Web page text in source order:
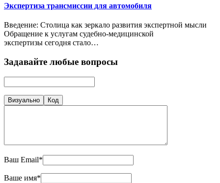
Экспертиза трансмиссии для автомобиля
Введение: Столица как зеркало развития экспертной мысли
Обращение к услугам судебно-медицинской
экспертизы сегодня стало…
Задавайте любые вопросы
Визуально Код
Ваш Email*
Ваше имя*